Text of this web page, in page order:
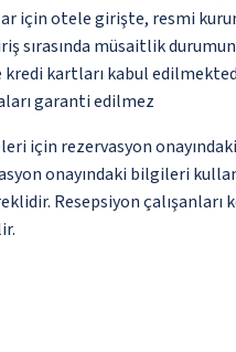
için otele girişte, resmi
sırasında müsaitlik
kredi kartları kabul
garanti edilmez
için rezervasyon
onayındaki bilgileri
Resepsiyon